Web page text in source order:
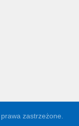
zastrzeżone.